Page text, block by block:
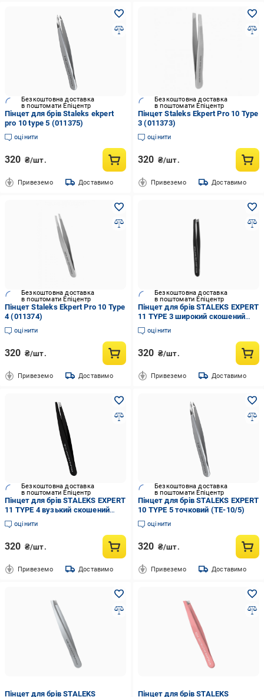
Безкоштовна доставка
в поштомати Епіцентр
Пінцет для брів Staleks ekpert
pro 10 type 5 (011375)
оцінити
320 ₴/шт.
Привеземо Доставимо
Безкоштовна доставка
в поштомати Епіцентр
Пінцет Staleks Ekpert Pro 10 Type
3 (011373)
оцінити
320 ₴/шт.
Привеземо Доставимо
Безкоштовна доставка
в поштомати Епіцентр
Пінцет Staleks Ekpert Pro 10 Type
4 (011374)
оцінити
320 ₴/шт.
Привеземо Доставимо
Безкоштовна доставка
в поштомати Епіцентр
Пінцет для брів STALEKS EXPERT
11 TYPE 3 широкий скошений
Чорний (TE-11/3b)
оцінити
320 ₴/шт.
Привеземо Доставимо
Безкоштовна доставка
в поштомати Епіцентр
Пінцет для брів STALEKS EXPERT
11 TYPE 4 вузький скошений
Чорний (TE-11/4b)
оцінити
320 ₴/шт.
Привеземо Доставимо
Безкоштовна доставка
в поштомати Епіцентр
Пінцет для брів STALEKS EXPERT
10 TYPE 5 точковий (TE-10/5)
оцінити
320 ₴/шт.
Привеземо Доставимо
Пінцет для брів STALEKS Пінцет для брів STALEKS